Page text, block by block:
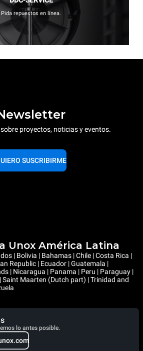
Pida repuestos en línea.
proyectos, noticias y eventos.
SUSCRIBIRME
Unox América Latina
| Bolivia | Bahamas | Chile | Costa Rica |
Republic | Ecuador | Guatemala |
| Nicaragua | Panama | Peru | Paraguay |
Saint Maarten (Dutch part) | Trinidad and
lo antes posible.